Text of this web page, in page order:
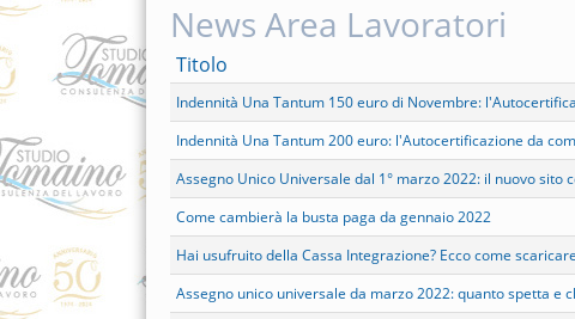
News Area Lavoratori
Titolo
Indennità Una Tantum 150 euro di Novembre:
Indennità Una Tantum 200 euro: l'Autocertificazione da
Assegno Unico Universale dal 1° marzo 2022: il nuovo sito
Come cambierà la busta paga da gennaio 2022
Hai usufruito della Cassa Integrazione? Ecco come
Assegno unico universale da marzo 2022: quanto spetta e